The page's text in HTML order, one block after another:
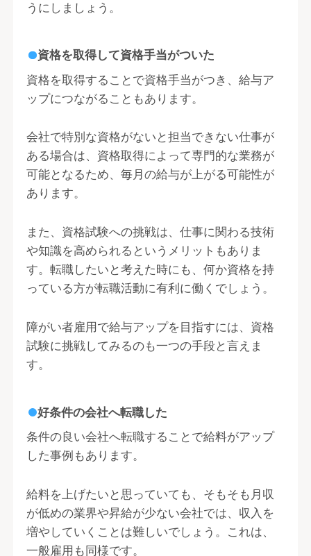
うにしましょう。
資格を取得して資格手当がついた
資格を取得することで資格手当がつき、給与ア
ップにつながることもあります。
会社で特別な資格がないと担当できない仕事が
ある場合は、資格取得によって専門的な業務が
可能となるため、毎月の給与が上がる可能性が
あります。
また、資格試験への挑戦は、仕事に関わる技術
や知識を高められるというメリットもありま
す。転職したいと考えた時にも、何か資格を持
っている方が転職活動に有利に働くでしょう。
障がい者雇用で給与アップを目指すには、資格
試験に挑戦してみるのも一つの手段と言えま
す。
好条件の会社へ転職した
条件の良い会社へ転職することで給料がアップ
した事例もあります。
給料を上げたいと思っていても、そもそも月収
が低めの業界や昇給が少ない会社では、収入を
増やしていくことは難しいでしょう。これは、
一般雇用も同様です。